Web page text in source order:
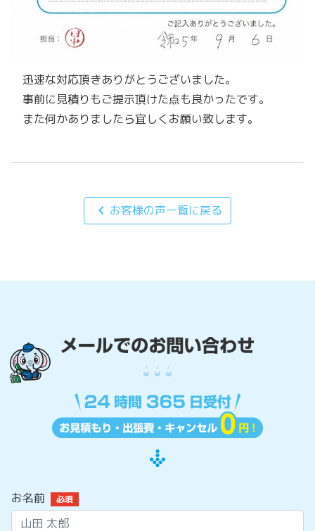
迅速な対応頂きありがとうございました。
事前に見積りもご提示頂けた点も良かったです。
また何かありましたら宜しくお願い致します。
chevron_left お客様の声一覧に戻る
お名前 必須